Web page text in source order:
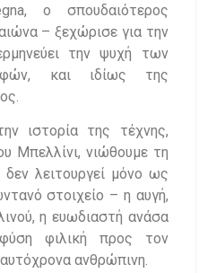
ο σπουδαιότερος
– ξεχώρισε για την
την ψυχή των
και ιδίως της
ιστορία της τέχνης,
Μπελλίνι, νιώθουμε τη
λειτουργεί μόνο ως
στοιχείο – η αυγή,
η ευωδιαστή ανάσα
φιλική προς τον
ανθρώπινη.